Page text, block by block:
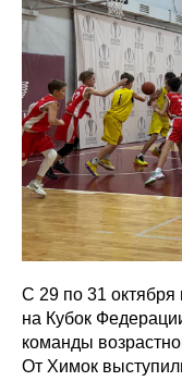
С 29 по 31
на Кубок
команды
От Химок